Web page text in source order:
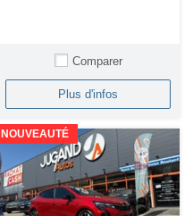
Comparer
Plus d'infos
NOUVEAUTÉ